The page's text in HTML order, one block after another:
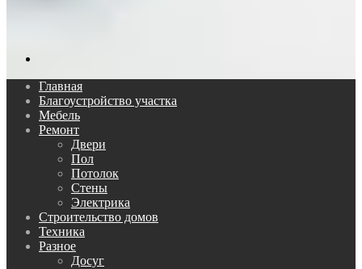
Главная
Благоустройство участка
Мебель
Ремонт
Двери
Пол
Потолок
Стены
Электрика
Строительство домов
Техника
Разное
Досуг